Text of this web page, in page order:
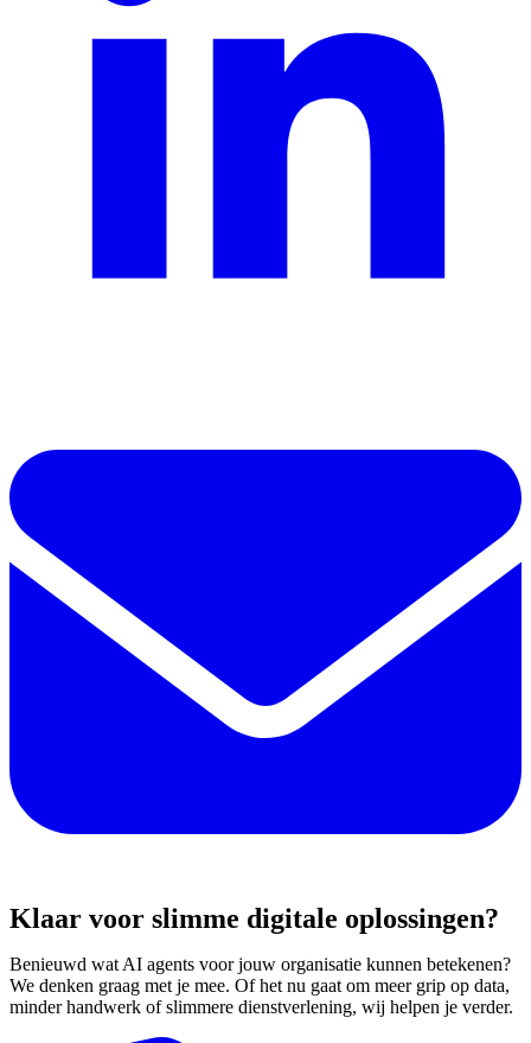
Klaar voor slimme digitale oplossingen?
Benieuwd wat AI agents voor jouw organisatie kunnen betekenen?
We denken graag met je mee. Of het nu gaat om meer grip op data,
minder handwerk of slimmere dienstverlening, wij helpen je verder.